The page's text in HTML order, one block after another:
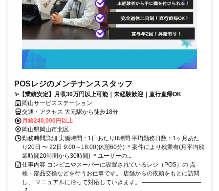
POSレジのメンテナンススタッフ
✨【業績安定】月収30万円以上可能｜未経験歓迎｜直行直帰OK
岡山サービスステーション
交通・アクセス 大元駅から徒歩18分
月給240,000円以上
岡山県岡山市北区
勤務時間詳細 実働時間：1日あたり8時間 平均勤務日数：1ヶ月あた
り20日 〜 22日 9:00～18:00(休憩60分) ＊案件により残業有(月平均残
業時間20時間から30時間) ＊ユーザーの...
仕事内容 コンビニやスーパーに設置されているレジ（POS）の 点
検・部品交換などを行うお仕事です。 店舗からの依頼をもとに訪問
し、 マニュアルに沿って対応していきます。 ――――――――――